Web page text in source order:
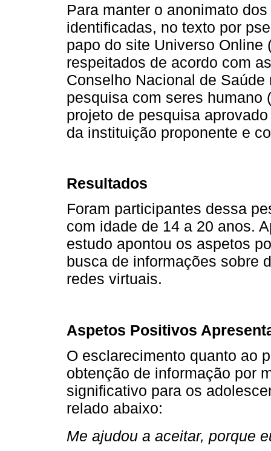
Para manter o anonimato
identificadas, no texto por
papo do site Universo Online
respeitados de acordo com
Conselho Nacional de
pesquisa com seres humano
projeto de pesquisa
da instituição proponente e
Resultados
Foram participantes dessa
com idade de 14 a 20 anos.
estudo apontou os aspetos
busca de informações sobre
redes virtuais.
Aspetos Positivos
O esclarecimento quanto ao
obtenção de informação por
significativo para os
relado abaixo:
Me ajudou a aceitar, porque